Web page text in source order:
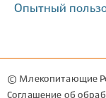
Опытный
© Млекопитающие
Соглашение об